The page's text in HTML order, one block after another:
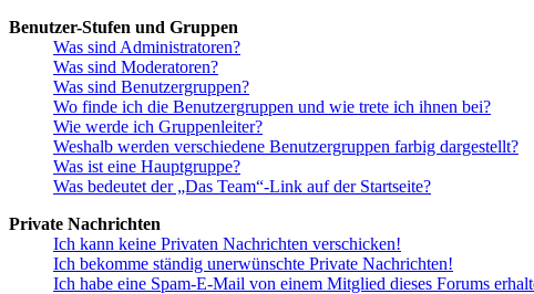
Benutzer-Stufen und Gruppen
Was sind Administratoren?
Was sind Moderatoren?
Was sind Benutzergruppen?
Wo finde ich die Benutzergruppen und wie trete ich ihnen bei?
Wie werde ich Gruppenleiter?
Weshalb werden verschiedene Benutzergruppen farbig dargestellt?
Was ist eine Hauptgruppe?
Was bedeutet der „Das Team“-Link auf der Startseite?
Private Nachrichten
Ich kann keine Privaten Nachrichten verschicken!
Ich bekomme ständig unerwünschte Private Nachrichten!
Ich habe eine Spam-E-Mail von einem Mitglied dieses Forums